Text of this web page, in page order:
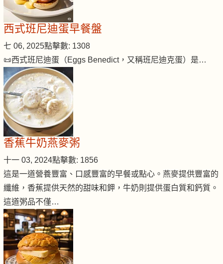
西式班尼迪蛋早餐盤
七 06, 2025點擊數: 1308
📜西式班尼迪蛋（Eggs Benedict，又稱班尼迪克蛋）是…
香蕉牛奶燕麥粥
十一 03, 2024點擊數: 1856
這是一道營養豐富、口感豐富的早餐或點心。燕麥提供豐富的
纖維，香蕉提供天然的甜味和鉀，牛奶則提供蛋白質和鈣質。
這道粥品不僅…